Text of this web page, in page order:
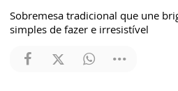
Sobremesa tradicional que une
simples de fazer e irresistível